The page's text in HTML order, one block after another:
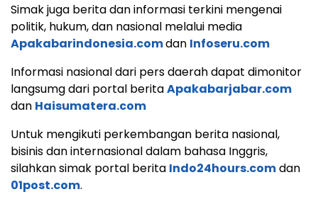
Simak juga berita dan informasi terkini mengenai
politik, hukum, dan nasional melalui media
Apakabarindonesia.comdan Infoseru.com
Informasi nasional dari pers daerah dapat dimonitor
langsumg dari portal beritaApakabarjabar.com
dan Haisumatera.com
Untuk mengikuti perkembangan berita nasional,
bisinis dan internasional dalam bahasa Inggris,
silahkan simak portal berita Indo24hours.comdan
01post.com.